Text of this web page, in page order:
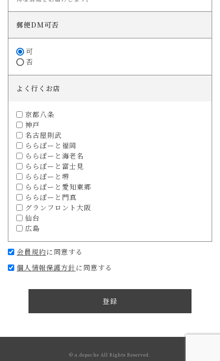
郵便DM可否
可
否
よく行くお店
京都八条
神戸
名古屋則武
ららぽーと福岡
ららぽーと海老名
ららぽーと富士見
ららぽーと堺
ららぽーと愛知東郷
ららぽーと門真
グランフロント大阪
仙台
広島
会員規約に同意する
個人情報保護方針 に同意する
登録
© a.depeche All Rights Reserved.